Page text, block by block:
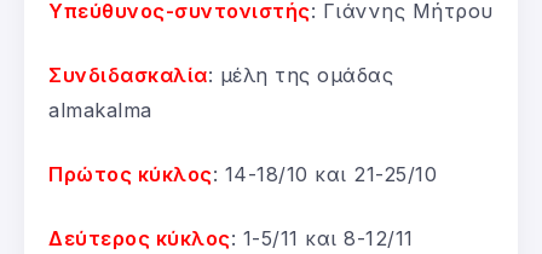
Υπεύθυνος-συντονιστής: Γιάννης Μήτρου
Συνδιδασκαλία: μέλη της ομάδας
almakalma
Πρώτος κύκλος: 14-18/10 και 21-25/10
Δεύτερος κύκλος: 1-5/11 και 8-12/11